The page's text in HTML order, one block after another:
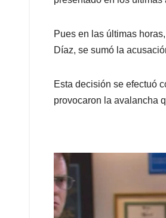
Pues en las últimas
Díaz, se sumó la
Esta decisión se efectuó
provocaron la avalancha